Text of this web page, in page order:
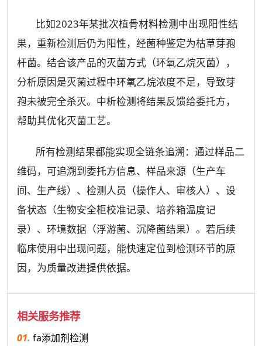
比如2023年某批次植骨材料检测中出现阳性结
果，重新检测后仍为阳性，经菌种鉴定为枯草芽孢
杆菌。结合该产品的灭菌方式（环氧乙烷灭菌），
分析原因是灭菌过程中环氧乙烷浓度不足，导致芽
孢未被完全杀灭。中析检测将结果反馈给委托方，
帮助其优化灭菌工艺。
所有检测结果都能实现全链条追溯：通过样品二
维码，可追溯到委托方信息、样品来源（生产车
间、生产线）、检测人员（操作人、审核人）、设
备状态（生物安全柜校准记录、培养箱温度记
录）、环境数据（浮游菌、沉降菌结果）。若后续
临床使用中出现问题，能快速定位到检测环节的原
因，为质量改进提供依据。
相关服务推荐
01. fa添加剂检测